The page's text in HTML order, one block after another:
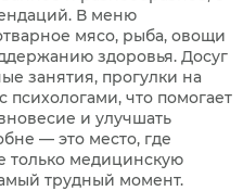
В меню
мясо, рыба, овощи
здоровья. Досуг
занятия, прогулки на
что помогает
и улучшать
— это место, где
только медицинскую
трудный момент.